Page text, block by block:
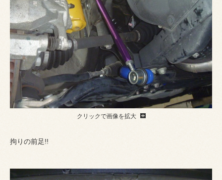
クリックで画像を拡大
拘りの前足!!